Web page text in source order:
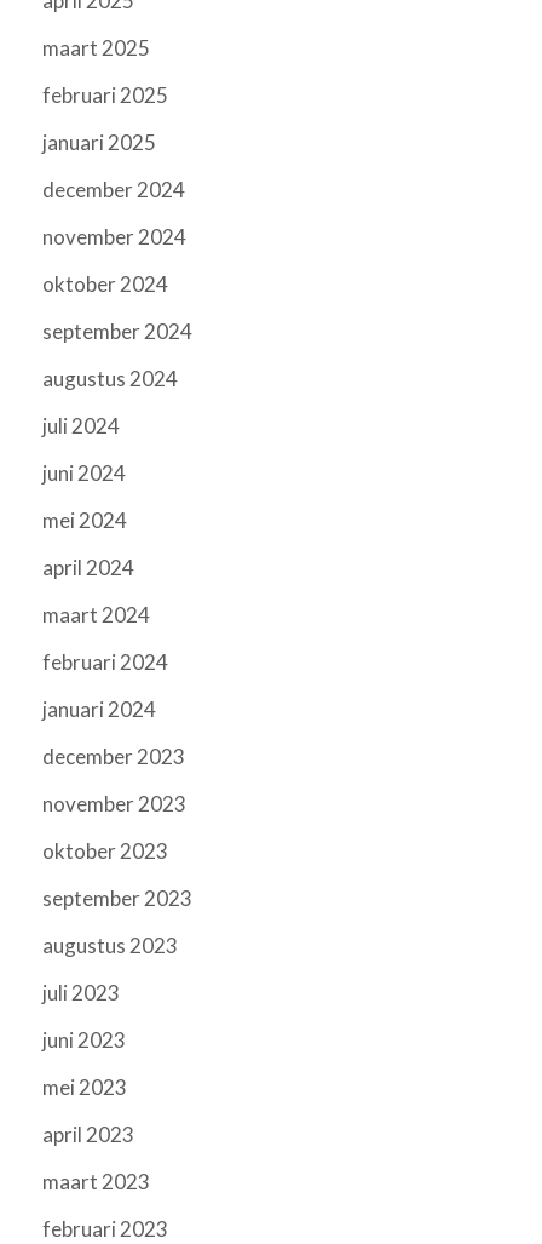
maart 2025
februari 2025
januari 2025
december 2024
november 2024
oktober 2024
september 2024
augustus 2024
juli 2024
juni 2024
mei 2024
april 2024
maart 2024
februari 2024
januari 2024
december 2023
november 2023
oktober 2023
september 2023
augustus 2023
juli 2023
juni 2023
mei 2023
april 2023
maart 2023
februari 2023